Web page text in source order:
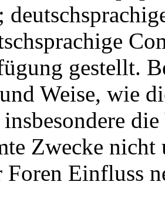
gestellt.
Weise, wie
Zwecke nicht
Foren Einfluss